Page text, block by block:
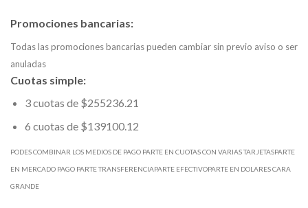
Promociones bancarias:
Todas las promociones bancarias pueden cambiar sin previo aviso o ser
anuladas
Cuotas simple:
3 cuotas de $255236.21
6 cuotas de $139100.12
PODES COMBINAR LOS MEDIOS DE PAGO PARTE EN CUOTAS CON VARIAS TARJETASPARTE
EN MERCADO PAGO PARTE TRANSFERENCIAPARTE EFECTIVOPARTE EN DOLARES CARA
GRANDE